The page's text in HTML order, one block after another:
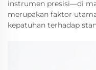
instrumen presisi—di
merupakan faktor
kepatuhan terhadap